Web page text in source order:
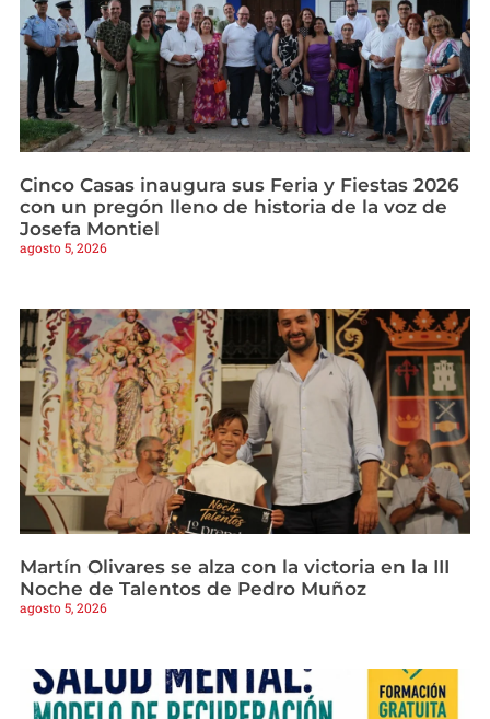
Cinco Casas inaugura sus Feria y Fiestas 2026
con un pregón lleno de historia de la voz de
Josefa Montiel
agosto 5, 2026
Martín Olivares se alza con la victoria en la III
Noche de Talentos de Pedro Muñoz
agosto 5, 2026